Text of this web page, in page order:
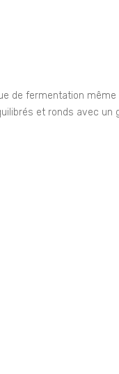
de fermentation
et ronds avec un